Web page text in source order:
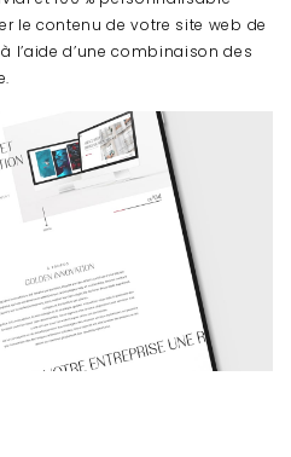
le contenu de votre site web de
l’aide d’une combinaison des